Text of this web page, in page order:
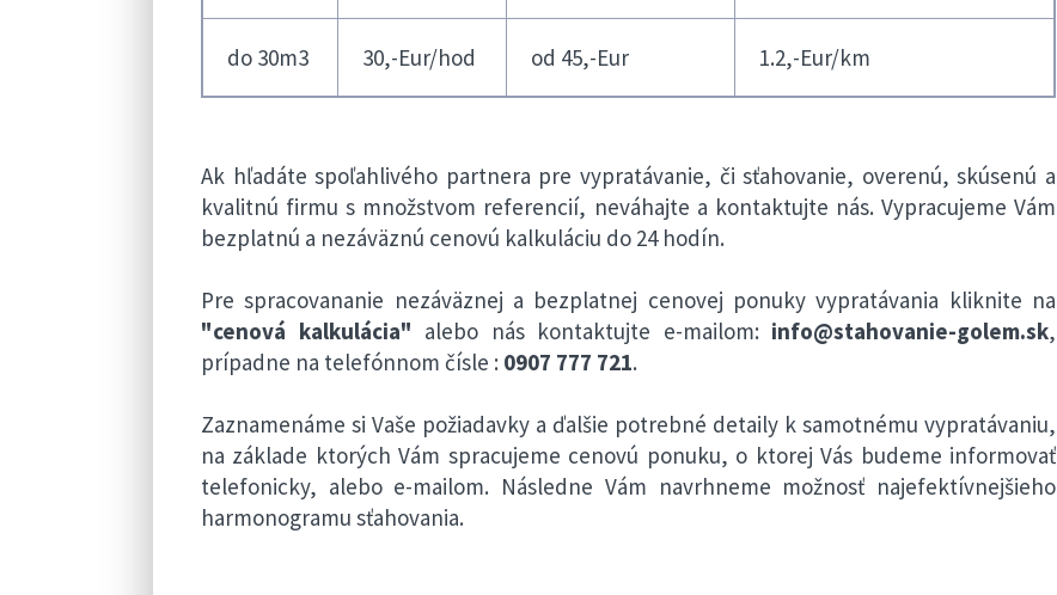
do 30m3 30,-Eur/hod od 45,-Eur 1.2,-Eur/km
Ak hľadáte spoľahlivého partnera pre vypratávanie, či sťahovanie, overenú, skúsenú a
kvalitnú firmu s množstvom referencií, neváhajte a kontaktujte nás. Vypracujeme Vám
bezplatnú a nezáväznú cenovú kalkuláciu do 24 hodín.
Pre spracovananie nezáväznej a bezplatnej cenovej ponuky vypratávania kliknite na
"cenová kalkulácia" alebo nás kontaktujte e-mailom: info@stahovanie-golem.sk,
prípadne na telefónnom čísle : 0907 777 721.
Zaznamenáme si Vaše požiadavky a ďalšie potrebné detaily k samotnému vypratávaniu,
na základe ktorých Vám spracujeme cenovú ponuku, o ktorej Vás budeme informovať
telefonicky, alebo e-mailom. Následne Vám navrhneme možnosť najefektívnejšieho
harmonogramu sťahovania.